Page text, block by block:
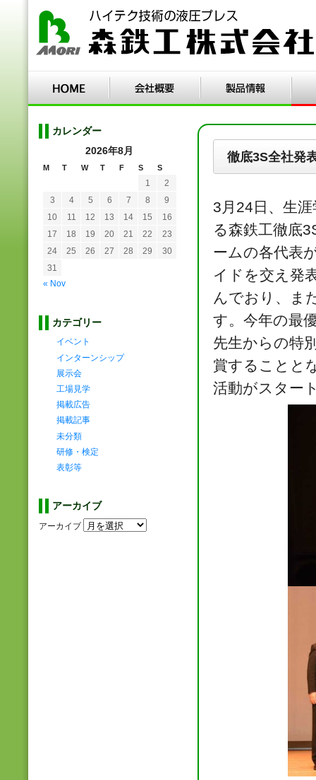
徹底3S全社発
3月24日、生
る森鉄工徹底
ームの各代表
イドを交え発
んでおり、ま
す。今年の最
先生からの特
賞することと
活動がスター
カレンダー
2026年8月
M T W T F S S
« Nov
1
2
3
4 5 6 7 8
9
10
11 12 13 14 15
16
17
18 19 20 21 22
23
24
25 26 27 28 29
30
31
カテゴリー
イベント
インターンシップ
展示会
工場見学
掲載広告
掲載記事
未分類
研修・検定
表彰等
アーカイブ
アーカイブ